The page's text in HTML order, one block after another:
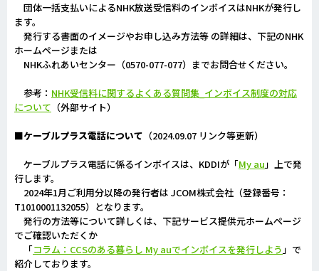
団体一括支払いによるNHK放送受信料のインボイスはNHKが発行し
ます。
発行する書面のイメージやお申し込み方法等 の詳細は、下記のNHK
ホームページまたは
NHKふれあいセンター（0570-077-077）までお問合せください。
参考： NHK受信料に関するよくある質問集_インボイス制度の対応
について （外部サイト）
■ケーブルプラス電話について （2024.09.07 リンク等更新）
ケーブルプラス電話に係るインボイスは、KDDIが「My au」上で発
行します。
2024年1月ご利用分以降の発行者は JCOM株式会社（登録番号：
T1010001132055）となります。
発行の方法等について詳しくは、下記サービス提供元ホームページ
でご確認いただくか
「コラム：CCSのある暮らし My auでインボイスを発行しよう」で
紹介しております。